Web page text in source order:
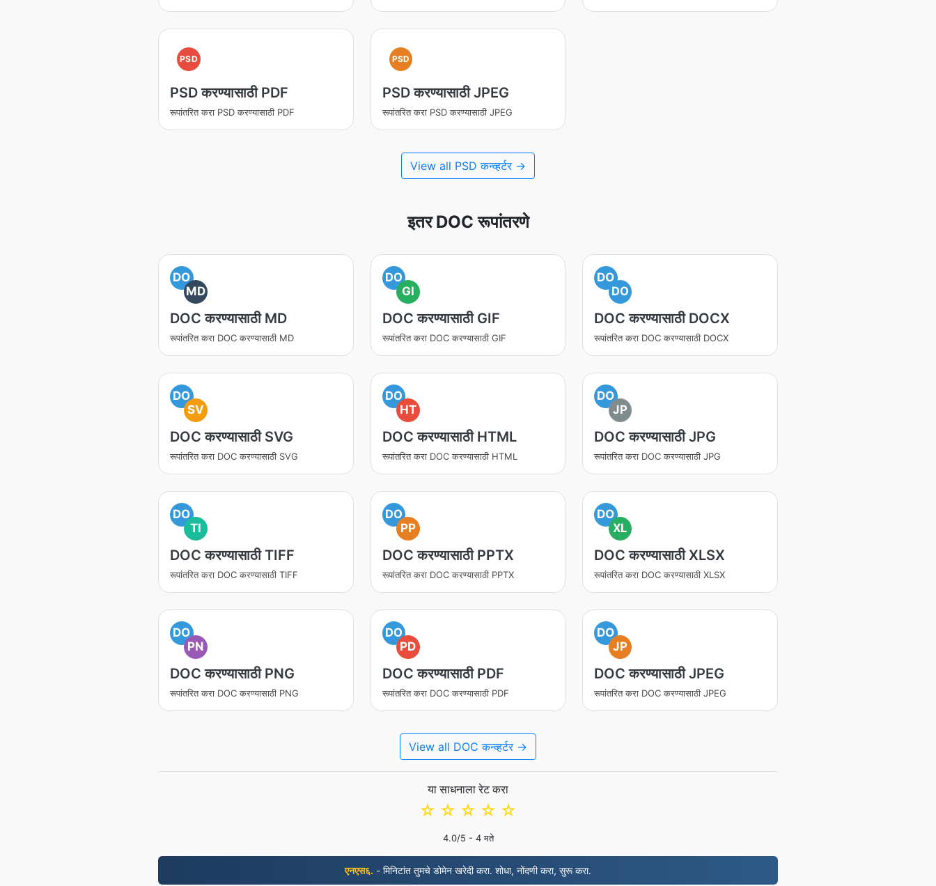
PSD
PSD करण्यासाठी PDF
रूपांतरित करा PSD करण्यासाठी PDF
PSD
PSD करण्यासाठी JPEG
रूपांतरित करा PSD करण्यासाठी JPEG
View all PSD कन्व्हर्टर →
इतर DOC रूपांतरणे
DO
MD
DOC करण्यासाठी MD
रूपांतरित करा DOC करण्यासाठी MD
DO
GI
DOC करण्यासाठी GIF
रूपांतरित करा DOC करण्यासाठी GIF
DO
DO
DOC करण्यासाठी DOCX
रूपांतरित करा DOC करण्यासाठी DOCX
DO
SV
DOC करण्यासाठी SVG
रूपांतरित करा DOC करण्यासाठी SVG
DO
HT
DOC करण्यासाठी HTML
रूपांतरित करा DOC करण्यासाठी HTML
DO
JP
DOC करण्यासाठी JPG
रूपांतरित करा DOC करण्यासाठी JPG
DO
TI
DOC करण्यासाठी TIFF
रूपांतरित करा DOC करण्यासाठी TIFF
DO
PP
DOC करण्यासाठी PPTX
रूपांतरित करा DOC करण्यासाठी PPTX
DO
XL
DOC करण्यासाठी XLSX
रूपांतरित करा DOC करण्यासाठी XLSX
DO
PN
DOC करण्यासाठी PNG
रूपांतरित करा DOC करण्यासाठी PNG
DO
PD
DOC करण्यासाठी PDF
रूपांतरित करा DOC करण्यासाठी PDF
DO
JP
DOC करण्यासाठी JPEG
रूपांतरित करा DOC करण्यासाठी JPEG
View all DOC कन्व्हर्टर →
या साधनाला रेट करा
☆
☆
☆
☆
☆
4.0/5 - 4मते
एनएस६. - मिनिटांत तुमचे डोमेन खरेदी करा. शोधा, नोंदणी करा, सुरू करा.